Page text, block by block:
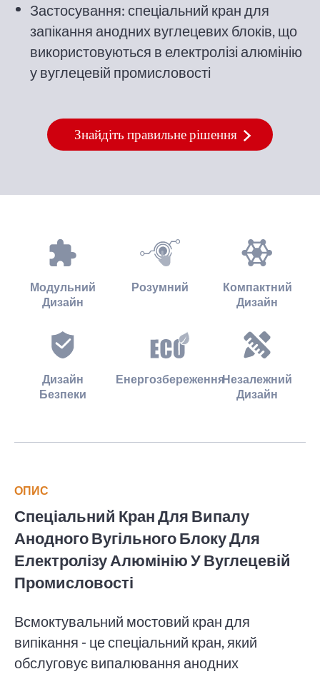
Застосування: спеціальний кран для
запікання анодних вуглецевих блоків, що
використовуються в електролізі алюмінію
у вуглецевій промисловості
Знайдіть правильне рішення
Модульний
Дизайн
Розумний
Компактний
Дизайн
Дизайн
Безпеки
ЕнергозбереженняНезалежний
Дизайн
ОПИС
Спеціальний Кран Для Випалу
Анодного Вугільного Блоку Для
Електролізу Алюмінію У Вуглецевій
Промисловості
Всмоктувальний мостовий кран для
випікання - це спеціальний кран, який
обслуговує випалювання анодних